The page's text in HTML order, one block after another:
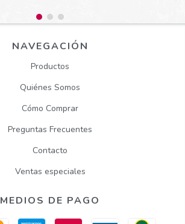
NAVEGACIÓN
Productos
Quiénes Somos
Cómo Comprar
Preguntas Frecuentes
Contacto
Ventas especiales
MEDIOS DE PAGO